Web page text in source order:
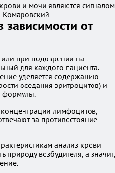
и мочи являются сигналом
Комаровский
от
при подозрении на
для каждого пациента.
уделяется содержанию
оседания эритроцитов) и
формулы.
лимфоцитов,
за противостояние
анализ крови
природу возбудителя, а значит,